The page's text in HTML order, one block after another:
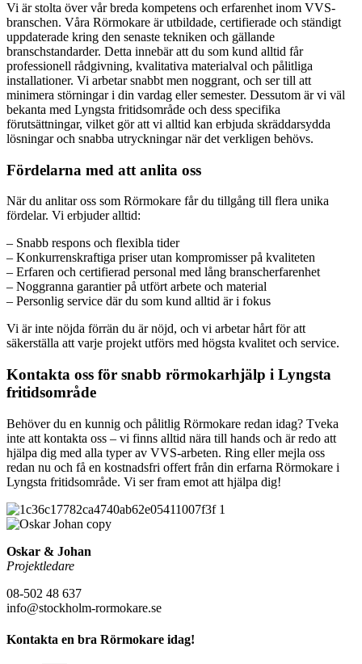
Vi är stolta över vår breda kompetens och erfarenhet inom VVS-
branschen. Våra Rörmokare är utbildade, certifierade och ständigt
uppdaterade kring den senaste tekniken och gällande
branschstandarder. Detta innebär att du som kund alltid får
professionell rådgivning, kvalitativa materialval och pålitliga
installationer. Vi arbetar snabbt men noggrant, och ser till att
minimera störningar i din vardag eller semester. Dessutom är vi väl
bekanta med Lyngsta fritidsområde och dess specifika
förutsättningar, vilket gör att vi alltid kan erbjuda skräddarsydda
lösningar och snabba utryckningar när det verkligen behövs.
Fördelarna med att anlita oss
När du anlitar oss som Rörmokare får du tillgång till flera unika
fördelar. Vi erbjuder alltid:
– Snabb respons och flexibla tider
– Konkurrenskraftiga priser utan kompromisser på kvaliteten
– Erfaren och certifierad personal med lång branscherfarenhet
– Noggranna garantier på utfört arbete och material
– Personlig service där du som kund alltid är i fokus
Vi är inte nöjda förrän du är nöjd, och vi arbetar hårt för att
säkerställa att varje projekt utförs med högsta kvalitet och service.
Kontakta oss för snabb rörmokarhjälp i Lyngsta
fritidsområde
Behöver du en kunnig och pålitlig Rörmokare redan idag? Tveka
inte att kontakta oss – vi finns alltid nära till hands och är redo att
hjälpa dig med alla typer av VVS-arbeten. Ring eller mejla oss
redan nu och få en kostnadsfri offert från din erfarna Rörmokare i
Lyngsta fritidsområde. Vi ser fram emot att hjälpa dig!
Oskar & Johan
Projektledare
08-502 48 637
info@stockholm-rormokare.se
Kontakta en bra Rörmokare idag!